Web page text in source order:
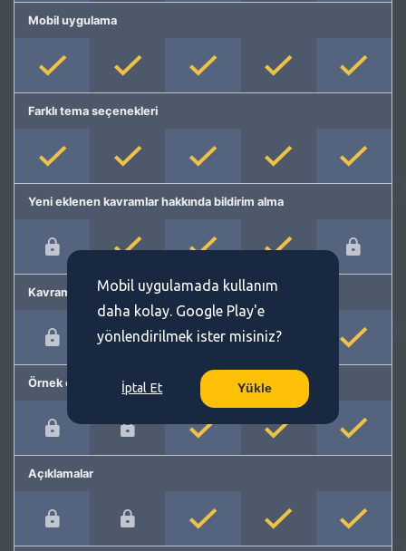
Mobil uygulama
Farklı tema seçenekleri
Yeni eklenen kavramlar hakkında bildirim alma
Kavram önerme
Örnek cümleler
Açıklamalar
Mobil uygulamada kullanım
daha kolay. Google Play'e
yönlendirilmek ister misiniz?
İptal Et Yükle